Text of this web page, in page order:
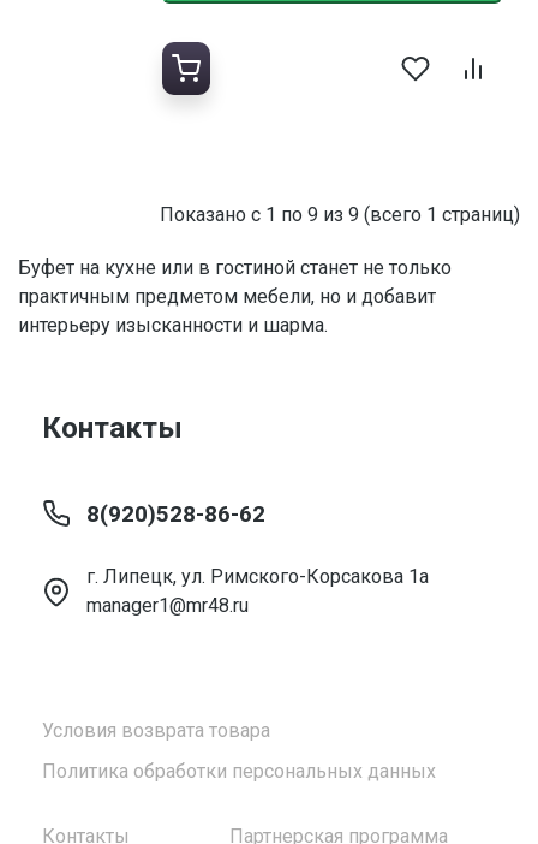
Показано с 1 по 9 из 9 (всего 1 страниц)
Буфет на кухне или в гостиной станет не только
практичным предметом мебели, но и добавит
интерьеру изысканности и шарма.
Условия возврата товара
Политика обработки персональных данных
Контакты Партнерская программа
Контакты
8(920)528-86-62
г. Липецк, ул. Римского-Корсакова 1а
manager1@mr48.ru